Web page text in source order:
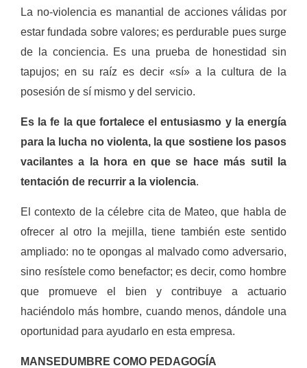
La no-violencia es manantial de ac­ciones válidas por
estar fundada sobre valores; es perdurable pues surge
de la conciencia. Es una prueba de ho­nestidad sin
tapujos; en su raíz es de­cir «sí» a la cultura de la
posesión de sí mismo y del servicio.
Es la fe la que fortalece el entusiasmo y la energía
para la lu­cha no violenta, la que sostiene los pasos
vacilantes a la hora en que se hace más sutil la
tentación de recurrir a la violencia.
El contexto de la célebre cita de Mateo, que habla de
ofrecer al otro la mejilla, tiene también este sentido
am­pliado: no te opongas al malvado como adversario,
sino resístele como bene­factor; es decir, como hombre
que pro­mueve el bien y contribuye a actuario
haciéndolo más hombre, cuando me­nos, dándole una
oportunidad para ayudarlo en esta empresa.
MANSEDUMBRE COMO PEDAGOGÍA